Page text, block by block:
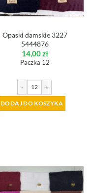
Opaski damskie 3227
5444876
14,00zł
Paczka 12
- +
DODAJ DO KOSZYKA